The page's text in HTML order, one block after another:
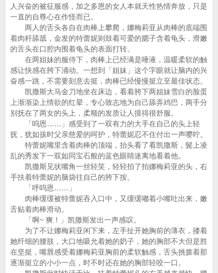
人兴奋的被征服感，加之多恩的女人本就天性热情奔放，只是
一直的自尊心在作怪而已。
两人的舌头各自在肉棒上攀爬，娜梅莉亚从肉棒的底端围
着肉杆舔舐，金发的特蕾妮则鼓着可爱的腮子含着龟头，滑嫩
的舌头在口腔内围着龟头的表面打转。
在两姐妹的服侍下，肉棒上已经满是唾液，温暖柔软的触
感让快感在胯下涌动。一想到「姐妹」这个字眼就让脑内的兴
奋感一跳，不需要刻意去挺，肉棒已经慢慢挺立至最佳状态。
凯撒斯大马金刀地坐在床边，看着胯下两姐妹雪白的脸蛋
上渐渐染上情欲的红晕，专心致志地为自己舔弄鸡巴，两手分
别抚在了两女的头上，柔顺的发质让人摸得很舒服。
「呜恩……」感受到了一双有力的大手在自己的头上轻
抚，犹如孩时父亲慈爱的呵护，特蕾妮忍不住付出一声嘤咛。
特蕾妮嘴里含着肉棒的顶端，抬头看了看凯撒斯，鬓上凌
乱的秀发下一双如同宝石般的蓝色眼睛迷离地看着他。
凯撒斯见状嘴角一丝轻笑，轻轻拍了拍娜梅莉亚的头，右
手扶着特蕾妮的脑袋往自己的胯下按。
「呼呜恩……」
肉棒缓缓被特蕾妮吞入口中，又缓缓嘟着小嘴吐出来，嫩
舌贴着肉棒滑动。
「啊~ 爽！」凯撒斯发出一声感叹。
为了不让娜梅莉亚闲下来，左手扯开她胸前的薄衣，搂着
她纤细的腰肢，大口地吸允着她的奶子，她的胸部不大但是胜
在坚挺，嘴唇感受着娜梅莉亚胸前的柔软触感，舌头挑拨着那
逐渐挺立的小小一点，时不时还在她的胸部轻咬一口。